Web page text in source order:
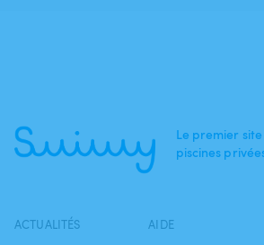
Le premier
piscines
ACTUALITÉS AIDE